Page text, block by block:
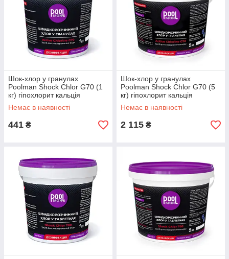
Шок-хлор у гранулах
Poolman Shock Chlor G70 (1
кг) гіпохлорит кальція
Немає в наявності
441 ₴
Шок-хлор у гранулах
Poolman Shock Chlor G70 (5
кг) гіпохлорит кальція
Немає в наявності
2 115 ₴